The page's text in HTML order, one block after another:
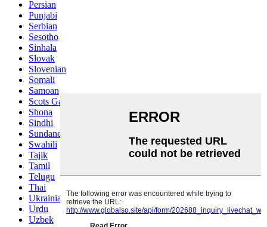
Persian
Punjabi
Serbian
Sesotho
Sinhala
Slovak
Slovenian
Somali
Samoan
Scots Gaelic
Shona
Sindhi
Sundanese
Swahili
Tajik
Tamil
Telugu
Thai
Ukrainian
Urdu
Uzbek